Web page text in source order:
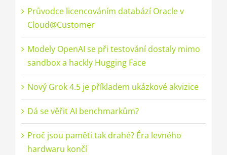
Průvodce licencováním databází Oracle v
Cloud@Customer
Modely OpenAI se při testování dostaly mimo
sandbox a hackly Hugging Face
Nový Grok 4.5 je příkladem ukázkové akvizice
Dá se věřit AI benchmarkům?
Proč jsou paměti tak drahé? Éra levného
hardwaru končí